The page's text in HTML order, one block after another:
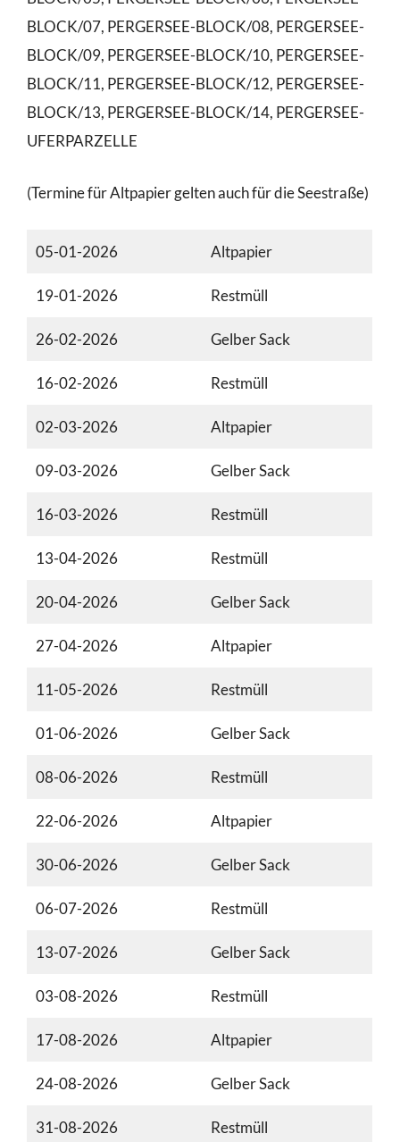
BLOCK/07, PERGERSEE-BLOCK/08, PERGERSEE-
BLOCK/09, PERGERSEE-BLOCK/10, PERGERSEE-
BLOCK/11, PERGERSEE-BLOCK/12, PERGERSEE-
BLOCK/13, PERGERSEE-BLOCK/14, PERGERSEE-
UFERPARZELLE
(Termine für Altpapier gelten auch für die Seestraße)
05-01-2026 Altpapier
19-01-2026 Restmüll
26-02-2026 Gelber Sack
16-02-2026 Restmüll
02-03-2026 Altpapier
09-03-2026 Gelber Sack
16-03-2026 Restmüll
13-04-2026 Restmüll
20-04-2026 Gelber Sack
27-04-2026 Altpapier
11-05-2026 Restmüll
01-06-2026 Gelber Sack
08-06-2026 Restmüll
22-06-2026 Altpapier
30-06-2026 Gelber Sack
06-07-2026 Restmüll
13-07-2026 Gelber Sack
03-08-2026 Restmüll
17-08-2026 Altpapier
24-08-2026 Gelber Sack
31-08-2026 Restmüll